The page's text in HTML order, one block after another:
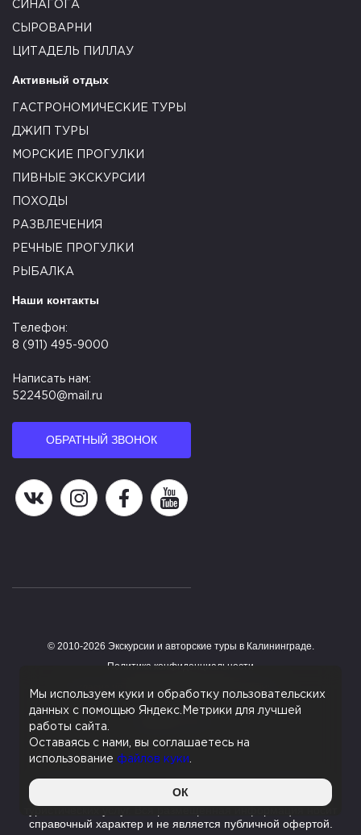
СИНАГОГА
СЫРОВАРНИ
ЦИТАДЕЛЬ ПИЛЛАУ
Активный отдых
ГАСТРОНОМИЧЕСКИЕ ТУРЫ
ДЖИП ТУРЫ
МОРСКИЕ ПРОГУЛКИ
ПИВНЫЕ ЭКСКУРСИИ
ПОХОДЫ
РАЗВЛЕЧЕНИЯ
РЕЧНЫЕ ПРОГУЛКИ
РЫБАЛКА
Наши контакты
Телефон:
8 (911) 495-9000
Написать нам:
522450@mail.ru
ОБРАТНЫЙ ЗВОНОК
Наша группа в ВК
Наша страница в Instagram
Наша группа в Facebook
Наш канал на YouTube
© 2010-2026 Экскурсии и авторские туры в Калининграде.
Политика конфиденциальности
Согласие на обработку персональных данных
Работает на HostCMS
Данный сайт является информационным сервисом,
помогающим с поиском экскурсий и туров и не оказывает
туристических услуг. Вся размещенная информация носит
справочный характер и не является публичной офертой.
Мы используем куки и обработку пользовательских
данных с помощью Яндекс.Метрики для лучшей
работы сайта.
Оставаясь с нами, вы соглашаетесь на
использование файлов куки
ОК